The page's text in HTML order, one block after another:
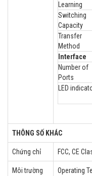
Learning
Switching
Capacity
Transfer
Method
Interface
Number of
Ports
LED
THÔNG SỐ KHÁC
Chứng chỉ FCC, CE
Môi trường
Operating